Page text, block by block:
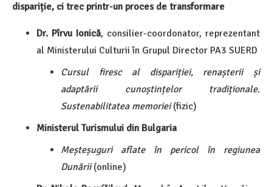
dispariție, ci trec printr-un proces de transformare
Dr. Pîrvu Ionică, consilier-coordonator, reprezentant
al Ministerului Culturii în Grupul Director PA3 SUERD
Cursul firesc al dispariției, renașterii și
adaptării cunoștințelor tradiționale.
Sustenabilitatea memoriei(fizic)
Ministerul Turismului din Bulgaria
Meșteșuguri aflate în pericol în regiunea
Dunării(online)